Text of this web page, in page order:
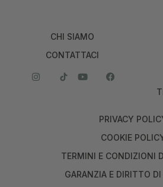
CHI SIAMO
CONTATTACI
PRIVACY
COOKIE
TERMINI E CONDIZIONI
GARANZIA E DIRITTO DI